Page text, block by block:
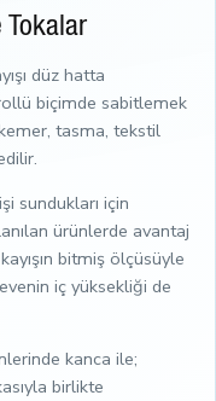
Tokalar
düz hatta
biçimde sabitlemek
kemer, tasma, tekstil
sundukları için
ürünlerde avantaj
bitmiş ölçüsüyle
iç yüksekliği de
kanca ile;
birlikte